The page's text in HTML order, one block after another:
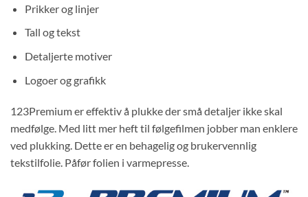
Prikker og linjer
Tall og tekst
Detaljerte motiver
Logoer og grafikk
123Premium er effektiv å plukke der små detaljer ikke skal
medfølge. Med litt mer heft til følgefilmen jobber man enklere
ved plukking. Dette er en behagelig og brukervennlig
tekstilfolie. Påfør folien i varmepresse.